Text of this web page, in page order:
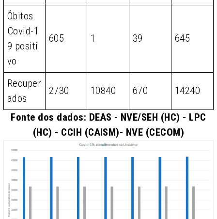
Óbitos
Covid-1
9 positi
vo
605 1 39 645
Recuper
ados
2730 10840 670 14240
Fonte dos dados: DEAS - NVE/SEH (HC) - LPC
(HC) - CCIH (CAISM)- NVE (CECOM)